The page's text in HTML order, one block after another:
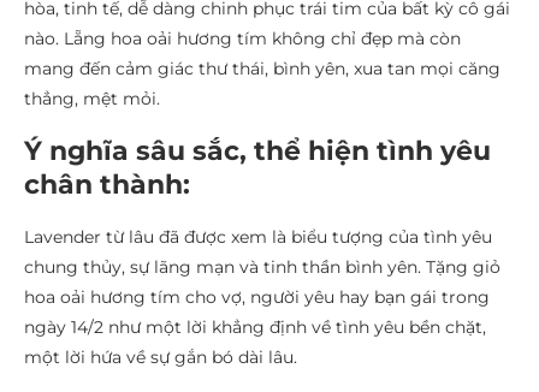
hòa, tinh tế, dễ dàng chinh phục trái tim của bất kỳ cô gái
nào. Lẵng hoa oải hương tím không chỉ đẹp mà còn
mang đến cảm giác thư thái, bình yên, xua tan mọi căng
thẳng, mệt mỏi.
Ý nghĩa sâu sắc, thể hiện tình yêu
chân thành:
Lavender từ lâu đã được xem là biểu tượng của tình yêu
chung thủy, sự lãng mạn và tinh thần bình yên. Tặng giỏ
hoa oải hương tím cho vợ, người yêu hay bạn gái trong
ngày 14/2 như một lời khẳng định về tình yêu bền chặt,
một lời hứa về sự gắn bó dài lâu.